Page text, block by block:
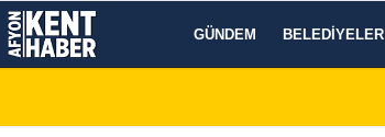
GÜNDEM BELEDIYELER